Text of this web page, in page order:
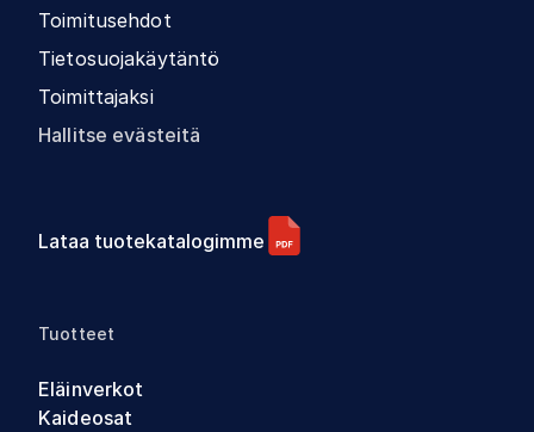
Toimitusehdot
Tietosuojakäytäntö
Toimittajaksi
Hallitse evästeitä
Lataa tuotekatalogimme
Tuotteet
Eläinverkot
Kaideosat